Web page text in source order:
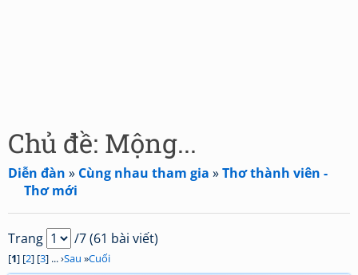
Chủ đề: Mộng...
Diễn đàn » Cùng nhau tham gia »Thơ thành viên -
Thơ mới
Trang /7 (61 bài viết)
[1] [2] [3] ... ›Sau »Cuối